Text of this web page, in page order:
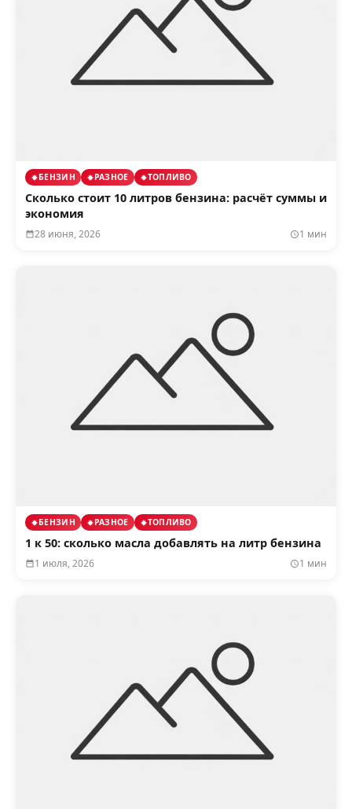
БЕНЗИН РАЗНОЕ ТОПЛИВО
Сколько стоит 10 литров бензина: расчёт суммы и
экономия
28 июня, 2026 1 мин
БЕНЗИН РАЗНОЕ ТОПЛИВО
1 к 50: сколько масла добавлять на литр бензина
1 июля, 2026 1 мин